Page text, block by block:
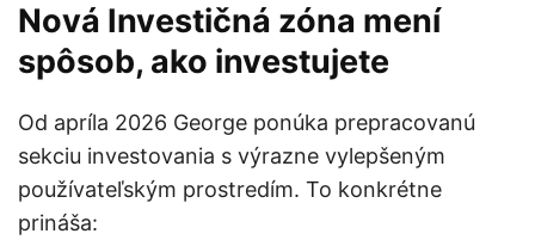
Nová Investičná zóna mení
spôsob, ako investujete
Od apríla 2026 George ponúka prepracovanú
sekciu investovania s výrazne vylepšeným
používateľským prostredím. To konkrétne
prináša: